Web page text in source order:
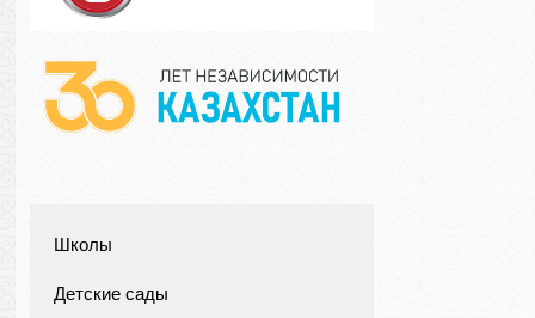
Школы
Детские сады